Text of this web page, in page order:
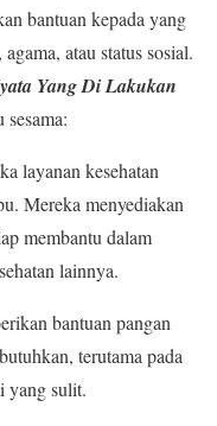
bantuan kepada yang
atau status sosial.
Yang Di Lakukan
layanan kesehatan
Mereka menyediakan
membantu dalam
lainnya.
bantuan pangan
terutama pada
yang sulit.